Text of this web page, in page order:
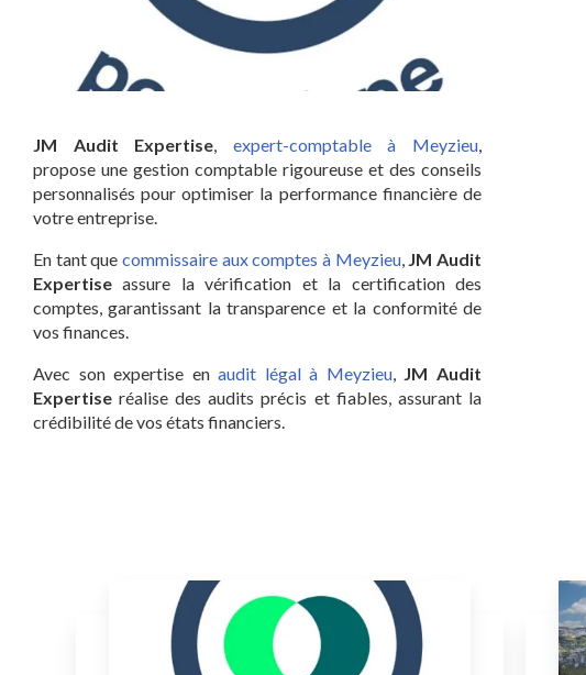
JM Audit Expertise, expert-comptable à Meyzieu,
propose une gestion comptable rigoureuse et des conseils
personnalisés pour optimiser la performance financière de
votre entreprise.
En tant que commissaire aux comptes à Meyzieu, JM Audit
Expertise assure la vérification et la certification des
comptes, garantissant la transparence et la conformité de
vos finances.
Avec son expertise enaudit légal à Meyzieu, JM Audit
Expertise réalise des audits précis et fiables, assurant la
crédibilité de vos états financiers.